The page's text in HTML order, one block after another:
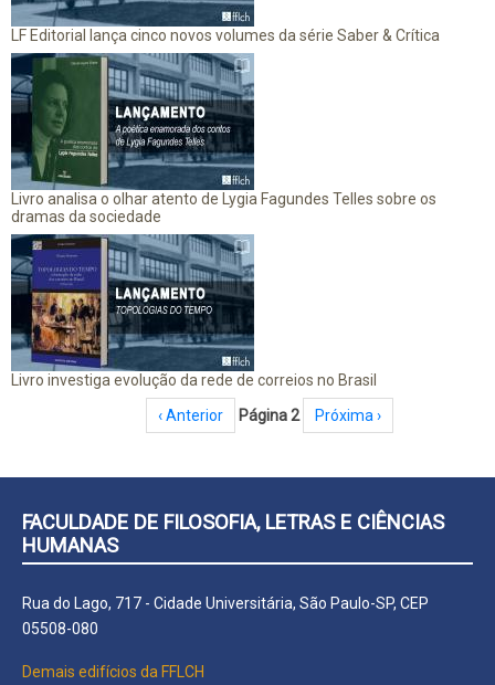
LF Editorial lança cinco novos volumes da série Saber & Crítica
Livro analisa o olhar atento de Lygia Fagundes Telles sobre os
dramas da sociedade
Livro investiga evolução da rede de correios no Brasil
Página anterior
‹ Anterior Página 2 Próxima página
Próxima ›
FACULDADE DE FILOSOFIA, LETRAS E CIÊNCIAS
HUMANAS
Rua do Lago, 717 - Cidade Universitária, São Paulo-SP, CEP
05508-080
Demais edifícios da FFLCH